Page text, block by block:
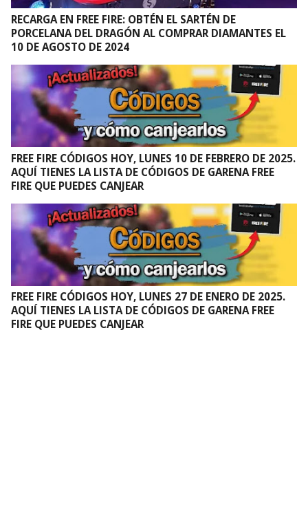
RECARGA EN FREE FIRE: OBTÉN EL SARTÉN DE
PORCELANA DEL DRAGÓN AL COMPRAR DIAMANTES EL
10 DE AGOSTO DE 2024
FREE FIRE CÓDIGOS HOY, LUNES 10 DE FEBRERO DE 2025.
AQUÍ TIENES LA LISTA DE CÓDIGOS DE GARENA FREE
FIRE QUE PUEDES CANJEAR
FREE FIRE CÓDIGOS HOY, LUNES 27 DE ENERO DE 2025.
AQUÍ TIENES LA LISTA DE CÓDIGOS DE GARENA FREE
FIRE QUE PUEDES CANJEAR